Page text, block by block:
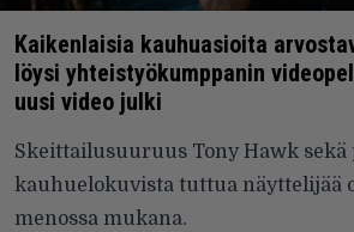
Kaikenlaisia kauhuasioita
löysi yhteistyökumppanin
uusi video julki
Skeittailusuuruus Tony Hawk sekä
kauhuelokuvista tuttua näyttelijää
menossa mukana.